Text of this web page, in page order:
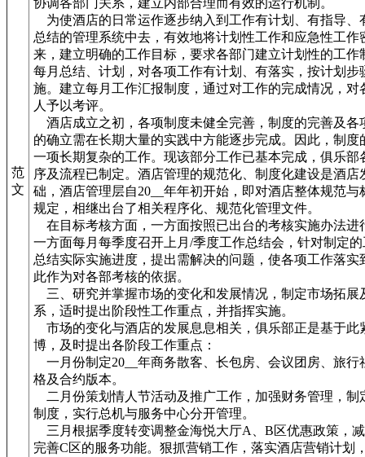
范
文
协调各部门关系，建立内部合理而有效的运行机制。
为使酒店的日常运作逐步纳入到工作有计划、有指导、
总结的管理系统中去，有效地将计划性工作和应急性工作
来，建立明确的工作目标，要求各部门建立计划性的工作
每月总结、计划，对各项工作有计划、有落实，按计划步
施。建立每月工作汇报制度，通过对工作的完成情况，对
人予以考评。
酒店成立之初，各项制度未健全完善，制度的完善及各
的确立需在长期大量的实践中方能逐步完成。因此，制度
一项长期复杂的工作。现该部分工作已基本完成，俱乐部
序及流程已制定。酒店管理的规范化、制度化建设是酒店
础，酒店管理层自20__年年初开始，即对酒店整体规范与
规定，相继出台了相关程序化、规范化管理文件。
在目标考核方面，一方面按照已出台的考核实施办法进
一方面每月每季度召开上月/季度工作总结会，针对制定
总结实际实施进度，提出需解决的问题，使各项工作落实
此作为对各部考核的依据。
三、研究并掌握市场的变化和发展情况，制定市场拓展
系，适时提出阶段性工作重点，并指挥实施。
市场的变化与酒店的发展息息相关，俱乐部正是基于此
博，及时提出各阶段工作重点：
一月份制定20__年商务散客、长包房、会议团房、旅行
格及合约版本。
二月份策划情人节活动及推广工作，加强财务管理，制
制度，实行总机与服务中心分开管理。
三月根据季度转变调整金海悦大厅A、B区优惠政策，
完善C区的服务功能。狠抓营销工作，落实酒店营销计划